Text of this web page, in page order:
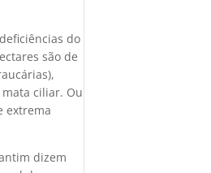
do
são de
ciliar. Ou
extrema
dizem